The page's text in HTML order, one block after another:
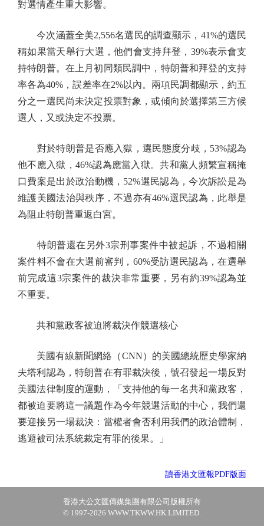
對選情產生重大影響。
今次涵蓋全美2,556名選民的調查顯示，41%的選民
稱如果當天舉行大選，他們會支持拜登，39%表示會支
持特朗普。在上月初同類民調中，特朗普和拜登的支持
率各為40%，誤差率在2%以內。兩項民調都顯示，約五
分之一選民尚未決定投票對象，或傾向於選擇第三方候
選人，又或決定不投票。
對於特朗普是否應入獄，選民態度分歧，53%認為
他不應入獄，46%認為應當入獄。共和黨人頻繁宣稱掩
口費案是出於政治動機，52%選民認為，今次訴訟是為
維護美國法治與秩序，不過亦有46%選民認為，此舉是
為阻止特朗普重返白宮。
特朗普還在另外3宗刑事案件中被起訴，不過相關
案件料不會在大選前審判，60%受訪選民認為，在選舉
前完成這3宗案件的裁決非常重要，另有約39%認為並
不重要。
共和黨政客被迫將裁決作競選核心
美國有線新聞網絡（CNN）的美國總統歷史學家納
夫塔利認為，特朗普在有罪裁決後，號召發起一場反對
美國法律制度的運動，「支持他的每一名共和黨政客，
都被迫要將這一議題作為今年競選活動的中心，我們還
要迎接另一場裁決：當權者會否利用我們的政治體制，
逃避被司法系統裁定有罪的後果。」
讀香港文匯報PDF版面
香港大公文匯傳媒集團有限公司版權所有
© 1997-2026 WWW.TKWW.HK LIMITED.